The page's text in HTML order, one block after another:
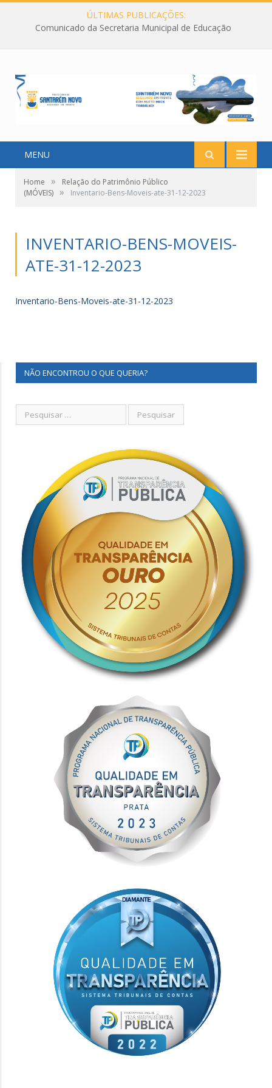
ÚLTIMAS PUBLICAÇÕES:
Comunicado da Secretaria Municipal de Educação
MENU
Home »
Relação do Patrimônio Público
(MÓVEIS) » Inventario-Bens-Moveis-ate-31-12-2023
INVENTARIO-BENS-MOVEIS-
ATE-31-12-2023
Inventario-Bens-Moveis-ate-31-12-2023
NÃO ENCONTROU O QUE QUERIA?